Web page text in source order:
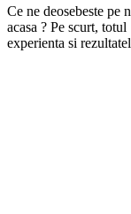
Ce ne deosebeste pe
acasa ? Pe scurt,
experienta si